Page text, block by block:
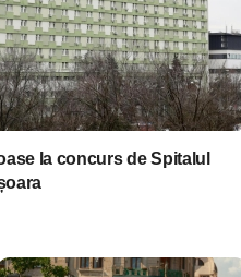
la concurs de Spitalul